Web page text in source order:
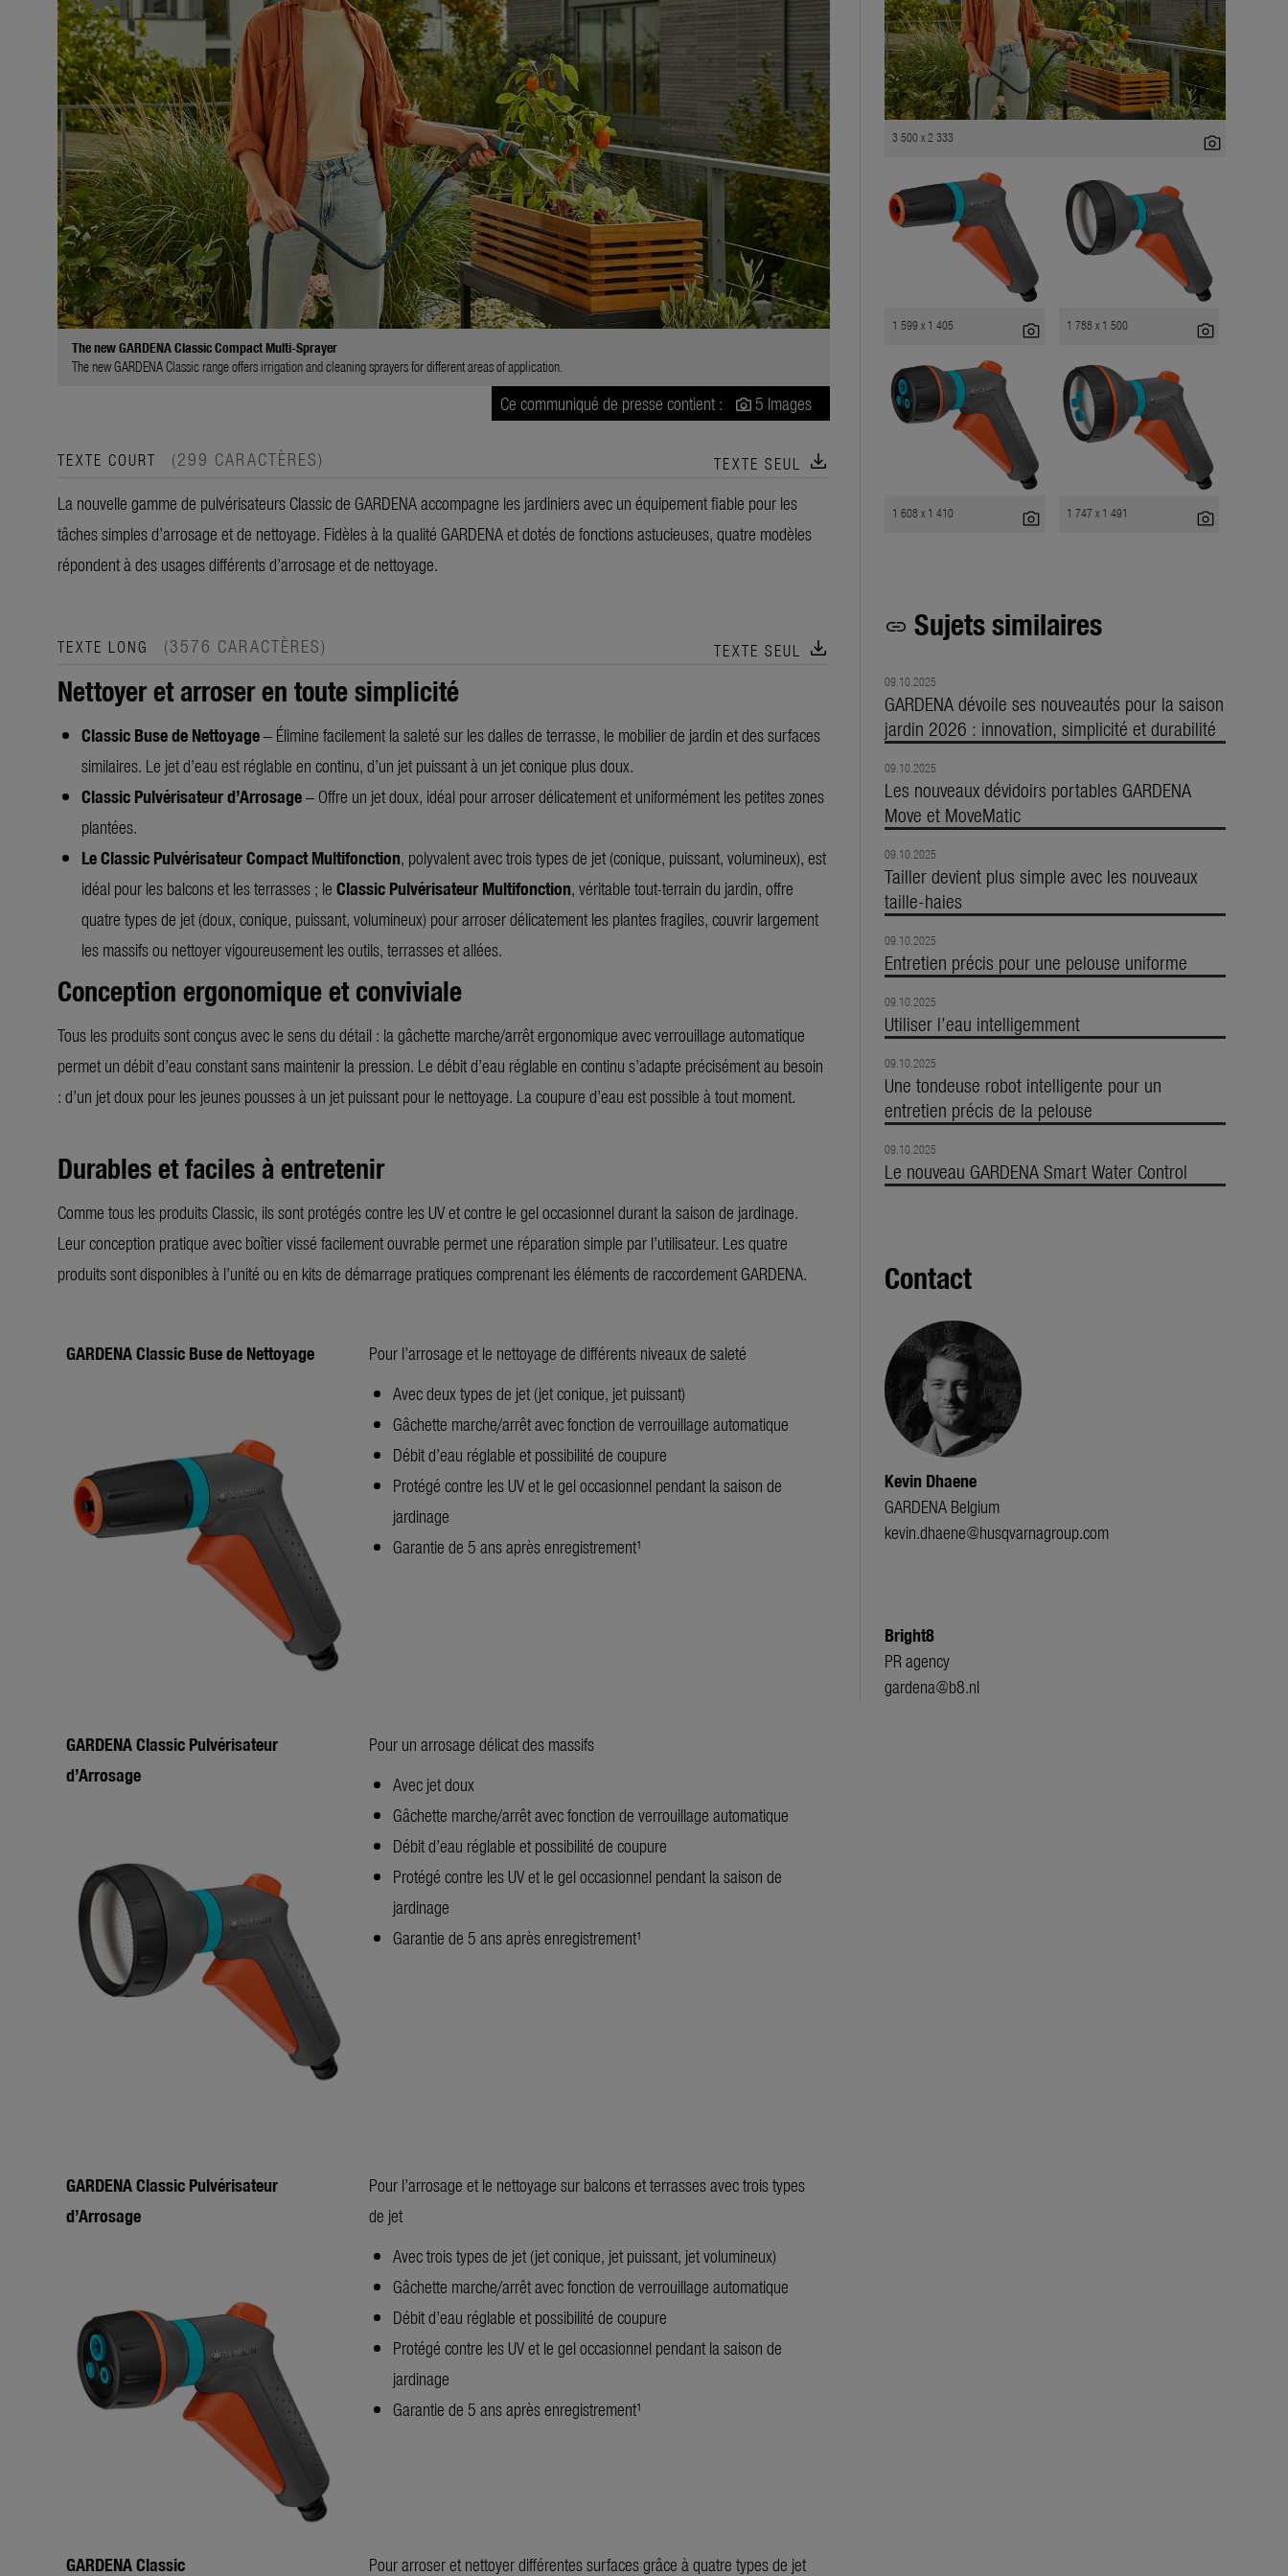
The new GARDENA Classic Compact Multi-Sprayer
The new GARDENA Classic range offers irrigation and cleaning sprayers for different areas of application.
Ce communiqué de presse contient : 5 Images
TEXTE COURT (299 CARACTÈRES) TEXTE SEUL download
La nouvelle gamme de pulvérisateurs Classic de GARDENA accompagne les jardiniers avec un équipement fiable pour les
tâches simples d’arrosage et de nettoyage. Fidèles à la qualité GARDENA et dotés de fonctions astucieuses, quatre modèles
répondent à des usages différents d’arrosage et de nettoyage.
TEXTE LONG (3576 CARACTÈRES) TEXTE SEUL download
Nettoyer et arroser en toute simplicité
Classic Buse de Nettoyage– Élimine facilement la saleté sur les dalles de terrasse, le mobilier de jardin et des surfaces
similaires. Le jet d’eau est réglable en continu, d’un jet puissant à un jet conique plus doux.
Classic Pulvérisateur d’Arrosage– Offre un jet doux, idéal pour arroser délicatement et uniformément les petites zones
plantées.
Le Classic Pulvérisateur Compact Multifonction, polyvalent avec trois types de jet (conique, puissant, volumineux), est
idéal pour les balcons et les terrasses ; le Classic Pulvérisateur Multifonction, véritable tout-terrain du jardin, offre
quatre types de jet (doux, conique, puissant, volumineux) pour arroser délicatement les plantes fragiles, couvrir largement
les massifs ou nettoyer vigoureusement les outils, terrasses et allées.
Conception ergonomique et conviviale
Tous les produits sont conçus avec le sens du détail : la gâchette marche/arrêt ergonomique avec verrouillage automatique
permet un débit d’eau constant sans maintenir la pression. Le débit d’eau réglable en continu s’adapte précisément au besoin
: d’un jet doux pour les jeunes pousses à un jet puissant pour le nettoyage. La coupure d’eau est possible à tout moment.
Durables et faciles à entretenir
Comme tous les produits Classic, ils sont protégés contre les UV et contre le gel occasionnel durant la saison de jardinage.
Leur conception pratique avec boîtier vissé facilement ouvrable permet une réparation simple par l’utilisateur. Les quatre
produits sont disponibles à l’unité ou en kits de démarrage pratiques comprenant les éléments de raccordement GARDENA.
GARDENA Classic Buse de Nettoyage
Pour l’arrosage et le nettoyage de différents niveaux de saleté
Avec deux types de jet (jet conique, jet puissant)
Gâchette marche/arrêt avec fonction de verrouillage automatique
Débit d’eau réglable et possibilité de coupure
Protégé contre les UV et le gel occasionnel pendant la saison de
jardinage
Garantie de 5 ans après enregistrement¹
GARDENA Classic Pulvérisateur
d’Arrosage
Pour un arrosage délicat des massifs
Avec jet doux
Gâchette marche/arrêt avec fonction de verrouillage automatique
Débit d’eau réglable et possibilité de coupure
Protégé contre les UV et le gel occasionnel pendant la saison de
jardinage
Garantie de 5 ans après enregistrement¹
GARDENA Classic Pulvérisateur
d’Arrosage
Pour l’arrosage et le nettoyage sur balcons et terrasses avec trois types
de jet
Avec trois types de jet (jet conique, jet puissant, jet volumineux)
Gâchette marche/arrêt avec fonction de verrouillage automatique
Débit d’eau réglable et possibilité de coupure
Protégé contre les UV et le gel occasionnel pendant la saison de
jardinage
Garantie de 5 ans après enregistrement¹
GARDENA Classic Pour arroser et nettoyer différentes surfaces grâce à quatre types de jet
3 500 x 2 333 photo_camera
1 599 x 1 405 photo_camera 1 788 x 1 500 photo_camera
1 608 x 1 410 photo_camera 1 747 x 1 491 photo_camera
link Sujets similaires
09.10.2025
GARDENA dévoile ses nouveautés pour la saison
jardin 2026 : innovation, simplicité et durabilité
09.10.2025
Les nouveaux dévidoirs portables GARDENA
Move et MoveMatic
09.10.2025
Tailler devient plus simple avec les nouveaux
taille-haies
09.10.2025
Entretien précis pour une pelouse uniforme
09.10.2025
Utiliser l’eau intelligemment
09.10.2025
Une tondeuse robot intelligente pour un
entretien précis de la pelouse
09.10.2025
Le nouveau GARDENA Smart Water Control
Contact
Kevin Dhaene
GARDENA Belgium
kevin.dhaene@husqvarnagroup.com
Bright8
PR agency
gardena@b8.nl